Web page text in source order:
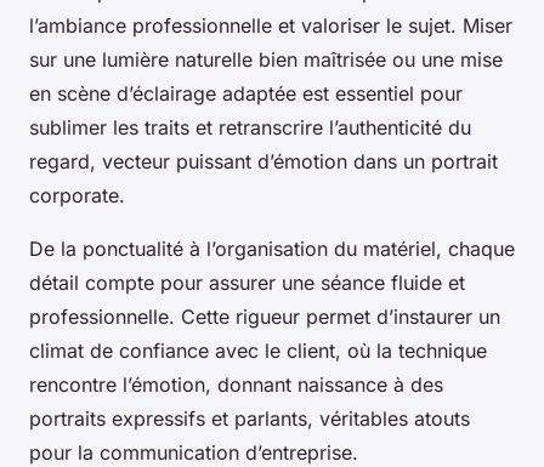
l’ambiance professionnelle et valoriser le sujet. Miser
sur une lumière naturelle bien maîtrisée ou une mise
en scène d’éclairage adaptée est essentiel pour
sublimer les traits et retranscrire l’authenticité du
regard, vecteur puissant d’émotion dans un portrait
corporate.
De la ponctualité à l’organisation du matériel, chaque
détail compte pour assurer une séance fluide et
professionnelle. Cette rigueur permet d’instaurer un
climat de confiance avec le client, où la technique
rencontre l’émotion, donnant naissance à des
portraits expressifs et parlants, véritables atouts
pour la communication d’entreprise.